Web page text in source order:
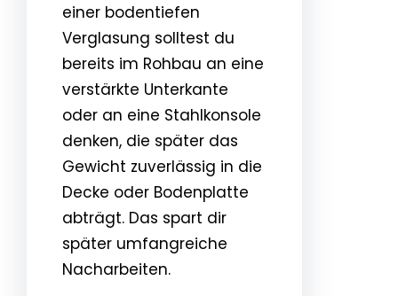
einer bodentiefen
Verglasung solltest du
bereits im Rohbau an eine
verstärkte Unterkante
oder an eine Stahlkonsole
denken, die später das
Gewicht zuverlässig in die
Decke oder Bodenplatte
abträgt. Das spart dir
später umfangreiche
Nacharbeiten.